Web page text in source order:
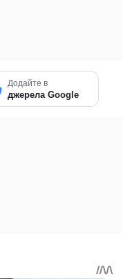
Додайте в
джерела Google